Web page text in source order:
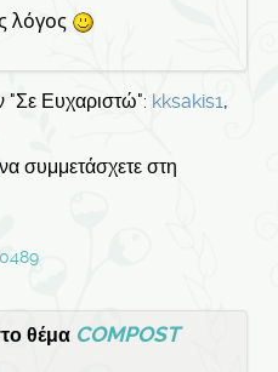
λόγος
"Σε Ευχαριστώ": kksakis1,
συμμετάσχετε στη
θέμα COMPOST